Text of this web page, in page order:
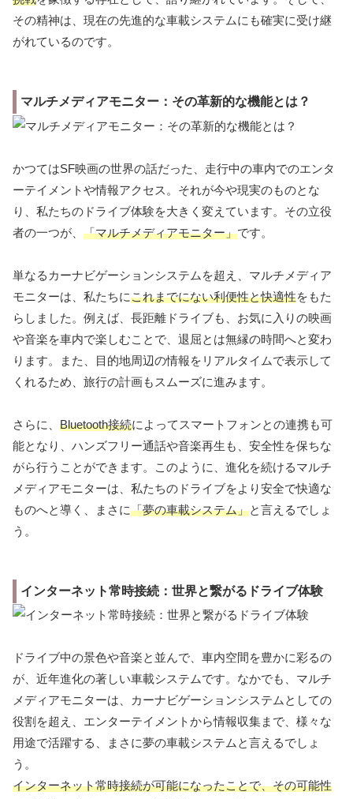
その精神は、現在の先進的な車載システムにも確実に受け継
がれているのです。
マルチメディアモニター：その革新的な機能とは？
かつてはSF映画の世界の話だった、走行中の車内でのエンタ
ーテイメントや情報アクセス。それが今や現実のものとな
り、私たちのドライブ体験を大きく変えています。その立役
者の一つが、 「マルチメディアモニター」です。
単なるカーナビゲーションシステムを超え、マルチメディア
モニターは、私たちにこれまでにない利便性と快適性をもた
らしました。例えば、長距離ドライブも、お気に入りの映画
や音楽を車内で楽しむことで、退屈とは無縁の時間へと変わ
ります。また、目的地周辺の情報をリアルタイムで表示して
くれるため、旅行の計画もスムーズに進みます。
さらに、 Bluetooth接続によってスマートフォンとの連携も可
能となり、ハンズフリー通話や音楽再生も、安全性を保ちな
がら行うことができます。このように、進化を続けるマルチ
メディアモニターは、私たちのドライブをより安全で快適な
ものへと導く、まさに「夢の車載システム」と言えるでしょ
う。
インターネット常時接続：世界と繋がるドライブ体験
ドライブ中の景色や音楽と並んで、車内空間を豊かに彩るの
が、近年進化の著しい車載システムです。なかでも、マルチ
メディアモニターは、カーナビゲーションシステムとしての
役割を超え、エンターテイメントから情報収集まで、様々な
用途で活躍する、まさに夢の車載システムと言えるでしょ
う。
インターネット常時接続が可能になったことで、その可能性